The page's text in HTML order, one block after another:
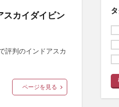
スカイダイビン
評判のインドアスカ
ページを見る